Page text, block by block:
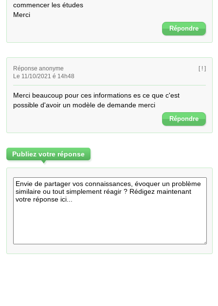
commencer les études
Merci
Répondre
Réponse anonyme
Le 11/10/2021 é 14h48
[ ! ]
Merci beaucoup pour ces informations es ce que c'est
possible d'avoir un modèle de demande merci
Répondre
Publiez votre réponse